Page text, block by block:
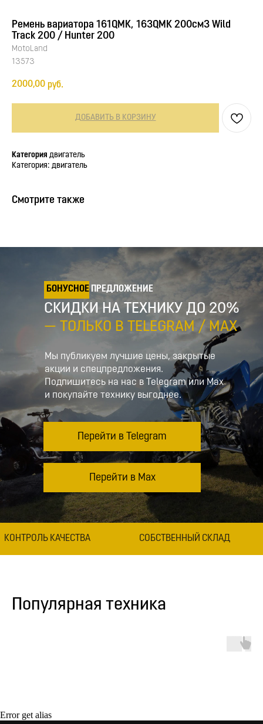
Ремень вариатора 161QMK, 163QMK 200см3 Wild
Track 200 / Hunter 200
MotoLand
13573
2000,00 руб.
ДОБАВИТЬ В КОРЗИНУ
Категория двигатель
Категория: двигатель
Смотрите также
Мы публикуем лучшие цены, закрытые
акции и спецпредложения.
Подпишитесь на нас в Telegram или Max
и покупайте технику выгоднее.
Перейти в Telegram
Перейти в Max
СКИДКИ НА ТЕХНИКУ ДО 20%
— ТОЛЬКО В TELEGRAM / MAX
БОНУСНОЕ ПРЕДЛОЖЕНИЕ
КОНТРОЛЬ КАЧЕСТВА СОБСТВЕННЫЙ СКЛАД
Популярная техника
Error get alias